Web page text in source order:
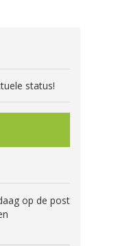
status!
op de post